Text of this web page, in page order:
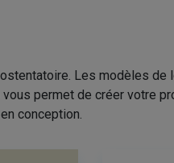
Les modèles
permet de créer votre
conception.